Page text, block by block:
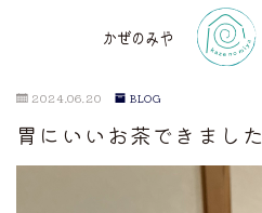
TOP
2024.06.20 BLOG
胃にいいお茶できました